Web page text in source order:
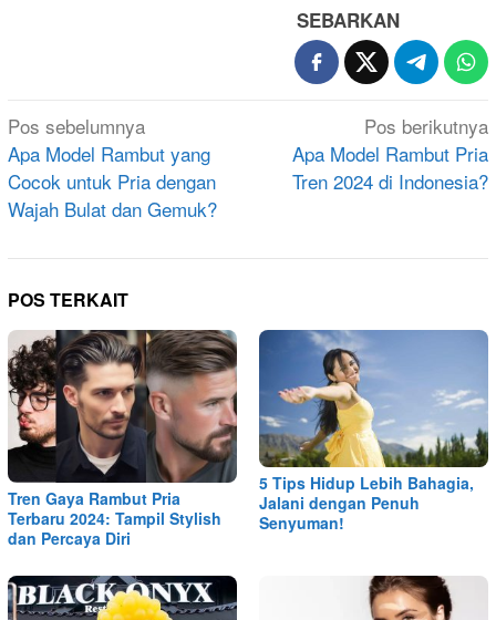
SEBARKAN
Navigasi
pos
Pos sebelumnya
Apa Model Rambut yang
Cocok untuk Pria dengan
Wajah Bulat dan Gemuk?
Pos berikutnya
Apa Model Rambut Pria
Tren 2024 di Indonesia?
POS TERKAIT
Tren Gaya Rambut Pria
Terbaru 2024: Tampil Stylish
dan Percaya Diri
5 Tips Hidup Lebih Bahagia,
Jalani dengan Penuh
Senyuman!